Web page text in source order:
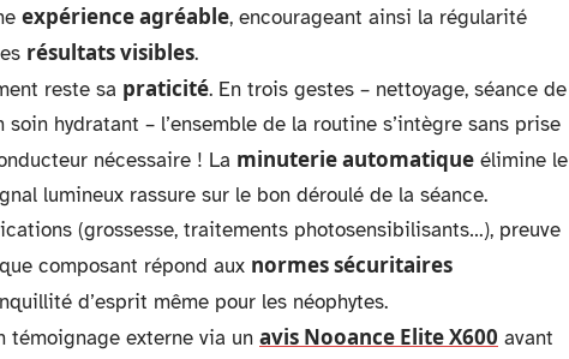
expérience agréable, encourageant ainsi la régularité
résultats visibles.
reste sa praticité. En trois gestes – nettoyage, séance de
hydratant – l’ensemble de la routine s’intègre sans prise
nécessaire ! La minuterie automatique élimine le
lumineux rassure sur le bon déroulé de la séance.
(grossesse, traitements photosensibilisants…), preuve
composant répond aux normes sécuritaires
d’esprit même pour les néophytes.
témoignage externe via un avis Nooance Elite X600 avant